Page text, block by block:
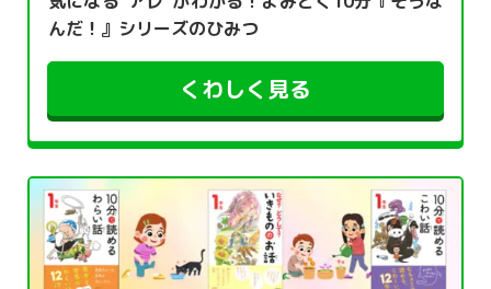
んだ！』シリーズのひみつ
くわしく見る